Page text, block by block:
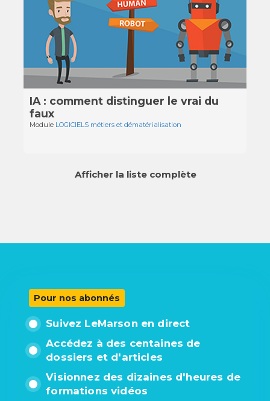
IA : comment distinguer le vrai du
faux
Module LOGICIELS métiers et dématérialisation
Afficher la liste complète
Pour nos abonnés
Suivez LeMarson en direct
Accédez à des centaines de
dossiers et d'articles
Visionnez des dizaines d'heures de
formations vidéos